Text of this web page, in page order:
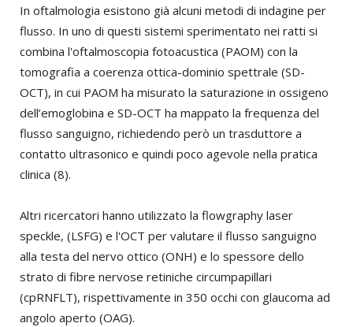
In oftalmologia esistono già alcuni metodi di indagine per
flusso. In uno di questi sistemi sperimentato nei ratti si
combina l'oftalmoscopia fotoacustica (PAOM) con la
tomografia a coerenza ottica-dominio spettrale (SD-
OCT), in cui PAOM ha misurato la saturazione in ossigeno
dell’emoglobina e SD-OCT ha mappato la frequenza del
flusso sanguigno, richiedendo però un trasduttore a
contatto ultrasonico e quindi poco agevole nella pratica
clinica (8).
Altri ricercatori hanno utilizzato la flowgraphy laser
speckle, (LSFG) e l'OCT per valutare il flusso sanguigno
alla testa del nervo ottico (ONH) e lo spessore dello
strato di fibre nervose retiniche circumpapillari
(cpRNFLT), rispettivamente in 350 occhi con glaucoma ad
angolo aperto (OAG).